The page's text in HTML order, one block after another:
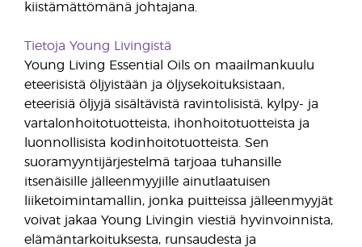
kiistämättömänä johtajana.
Tietoja Young Livingistä
Young Living Essential Oils on maailmankuulu
eteerisistä öljyistään ja öljysekoituksistaan,
eteerisiä öljyjä sisältävistä ravintolisistä, kylpy- ja
vartalonhoitotuotteista, ihonhoitotuotteista ja
luonnollisista kodinhoitotuotteista. Sen
suoramyyntijärjestelmä tarjoaa tuhansille
itsenäisille jälleenmyyjille ainutlaatuisen
liiketoimintamallin, jonka puitteissa jälleenmyyjät
voivat jakaa Young Livingin viestiä hyvinvoinnista,
elämäntarkoituksesta, runsaudesta ja